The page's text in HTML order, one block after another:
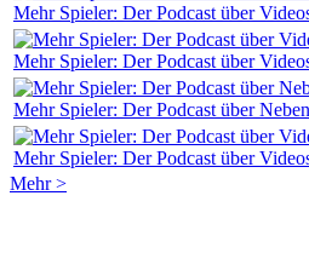
Mehr Spieler: Der Podcast über
Mehr Spieler: Der Podcast über
Mehr Spieler: Der Podcast über
Mehr Spieler: Der Podcast über
Mehr >